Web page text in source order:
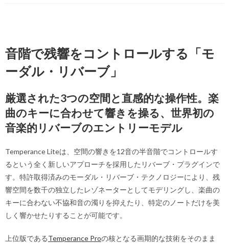
音階で残響をコントロールする「モ
ーダル・リバーブ」
厳選された3つの空間と直感的な操作性。楽
曲のキーに合わせて響きを操る、世界初の
音楽的リバーブのエントリーモデル
Temperance Liteは、空間の響きを12音の半音階でコントロールす
るという全く新しいアプローチを採用したリバーブ・プラグインで
す。特許取得済みのモーダル・リバーブ・テクノロジーにより、残
響空間を数千の独立したレゾネーターとしてモデリングし、楽曲の
キーに合わない不協和音の濁りを抑えたり、特定のノートだけを美
しく響かせたりすることが可能です。
上位版であるTemperance Proの核となる画期的な技術をそのまま